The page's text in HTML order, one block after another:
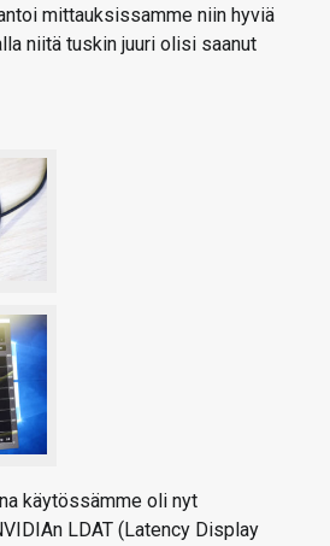
mittauksissamme niin hyviä
niitä tuskin juuri olisi saanut
käytössämme oli nyt
LDAT (Latency Display